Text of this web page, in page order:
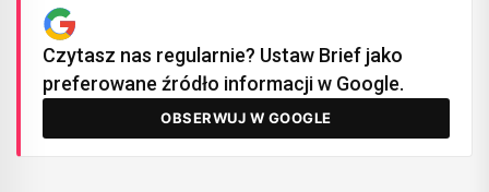
Czytasz nas regularnie? Ustaw Brief jako
preferowane źródło informacji w Google.
OBSERWUJ W GOOGLE